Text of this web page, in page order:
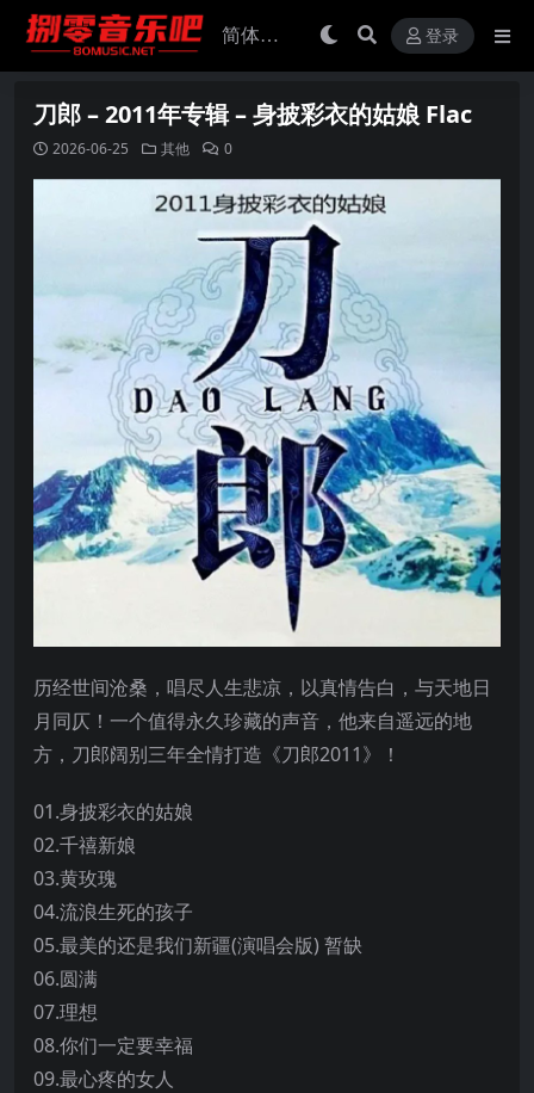
登录
刀郎 – 2011年专辑 – 身披彩衣的姑娘 Flac
2026-06-25 其他 0
历经世间沧桑，唱尽人生悲凉，以真情告白，与天地日
月同仄！一个值得永久珍藏的声音，他来自遥远的地
方，刀郎阔别三年全情打造《刀郎2011》！
01.身披彩衣的姑娘
02.千禧新娘
03.黄玫瑰
04.流浪生死的孩子
05.最美的还是我们新疆(演唱会版) 暂缺
06.圆满
07.理想
08.你们一定要幸福
09.最心疼的女人